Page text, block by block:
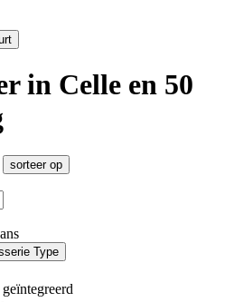
in Celle en 50
sorteer op
Type